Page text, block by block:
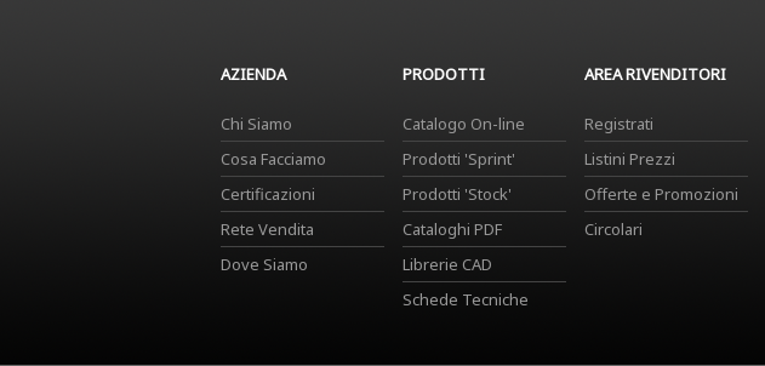
AZIENDA
Chi Siamo
Cosa Facciamo
Certificazioni
Rete Vendita
Dove Siamo
PRODOTTI
Catalogo On-line
Prodotti 'Sprint'
Prodotti 'Stock'
Cataloghi PDF
Librerie CAD
Schede Tecniche
AREA RIVENDITORI
Registrati
Listini Prezzi
Offerte e Promozioni
Circolari